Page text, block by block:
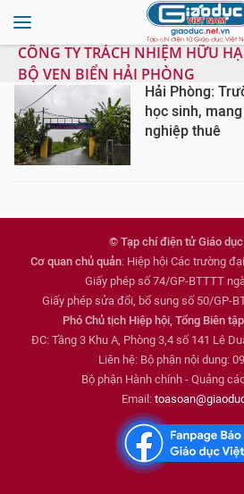
CÔNG TY TRÁCH NHIỆM HỮU
BỘ VEN BIỂN HẢI PHÒNG
Hải Phòng:
học sinh,
nghiệp thuê
© Tạp chí điện tử Giáo
Cơ quan chủ quản: Hiệp hội Các trường
Giấy phép số 74/GP-BTTTT
Giấy phép sửa đổi, bổ sung số 50/GP-
Phó Chủ tịch Hiệp hội, Tổng Biên tập
ĐC: Tầng 3 Khu A, Phòng 3,4 số 141 Lê
Liên hệ: Bộ phận nội dung:
Bộ phận Hành chính - Quảng
Email: